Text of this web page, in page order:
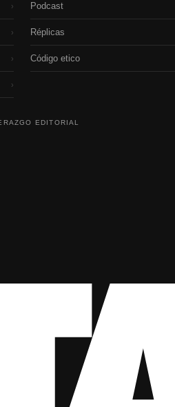
›
›
›
›
Podcast
Réplicas
Código etico
EDITORIAL